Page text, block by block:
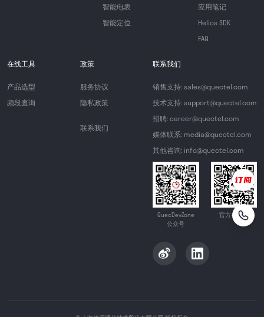
智能电表
智能定位
应用笔记
Helios SDK
FAQ
在线工具
产品选型
频段查询
政策
服务协议
隐私政策
联系我们
联系我们
销售支持: sales@quectel.com
技术支持: support@quectel.com
招聘: career@quectel.com
媒体联系: media@quectel.com
其他咨询: info@quectel.com
QuecDevZone
公众号
官方公众号